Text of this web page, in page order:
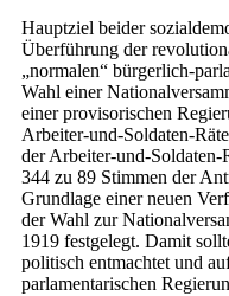
Hauptziel beider
Überführung der
„normalen“ bürgerlich-
Wahl einer
einer provisorischen
Arbeiter-und-Soldaten-
der Arbeiter-und-
344 zu 89 Stimmen der
Grundlage einer neuen
der Wahl zur
1919 festgelegt. Damit
politisch entmachtet und
parlamentarischen